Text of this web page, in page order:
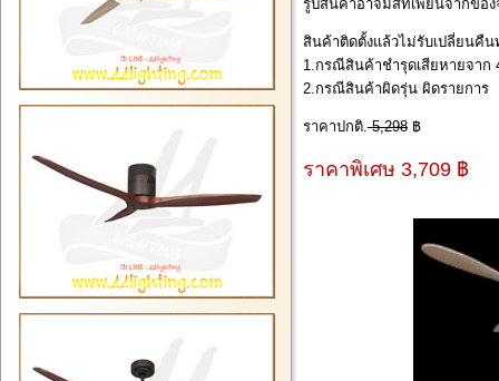
รูปสินค้าอาจมีสีที่เพี้ยนจากของ
สินค้าติดตั้งแล้วไม่รับเปลี่ยนคื
1.กรณีสินค้าชำรุดเสียหายจาก
2.กรณีสินค้าผิดรุ่น ผิดรายการ
ราคาปกติ.5,298 ฿
ราคาพิเศษ 3,709 ฿